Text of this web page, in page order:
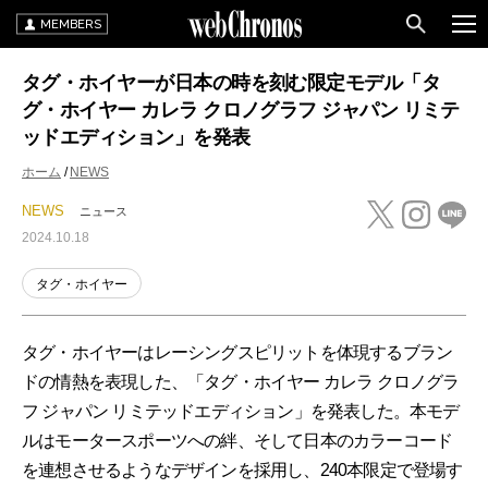
MEMBERS
タグ・ホイヤーが日本の時を刻む限定モデル「タ
グ・ホイヤー カレラ クロノグラフ ジャパン リミテ
ッドエディション」を発表
ホーム NEWS
NEWS ニュース
2024.10.18
タグ・ホイヤー
タグ・ホイヤーはレーシングスピリットを体現するブラン
ドの情熱を表現した、「タグ・ホイヤー カレラ クロノグラ
フ ジャパン リミテッドエディション」を発表した。本モデ
ルはモータースポーツへの絆、そして日本のカラーコード
を連想させるようなデザインを採用し、240本限定で登場す